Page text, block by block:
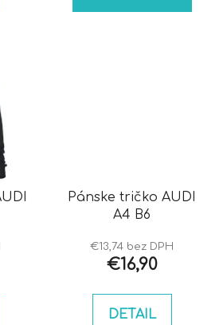
Pánske tričko AUDI
A4 B6
€13,74 bez DPH
€16,90
DETAIL